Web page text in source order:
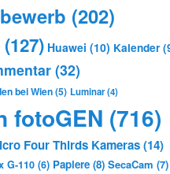
(202)
(127) Huawei (10) Kalender
(32)
bei Wien(5) Luminar(4)
fotoGEN (716)
Four Thirds Kameras(14)
G-110 (6) Papiere (8) SecaCam (7)